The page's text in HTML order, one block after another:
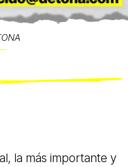
la más importante y